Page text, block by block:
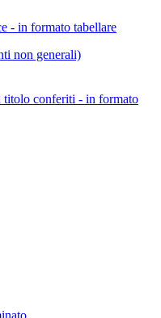
- in formato tabellare
non generali)
titolo conferiti - in formato